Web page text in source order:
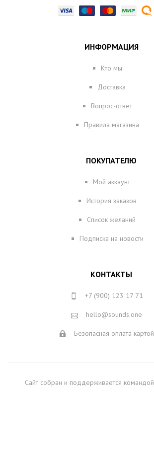
ИНФОРМАЦИЯ
Кто мы
Доставка
Вопрос-ответ
Правила магазина
ПОКУПАТЕЛЮ
Мой аккаунт
История заказов
Список желаний
Подписка на новости
КОНТАКТЫ
+7 (900) 123 17 71
hello@sounds.one
Безопасная оплата картой
Сайт собран и поддерживается командой